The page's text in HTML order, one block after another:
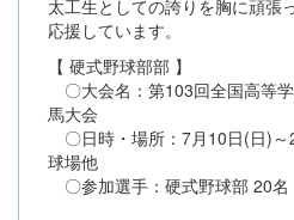
太工生としての誇りを胸に頑張
応援しています。
【 硬式野球部部 】
〇大会名：第103回全国高等
馬大会
〇日時・場所：7月10日(日)～
球場他
〇参加選手：硬式野球部 20名